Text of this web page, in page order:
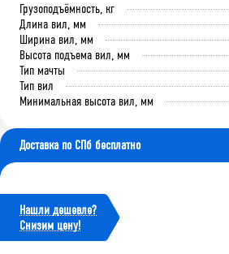
Грузоподъёмность, кг
Длина вил, мм
Ширина вил, мм
Высота подъема вил, мм
Тип мачты
Тип вил
Минимальная высота вил, мм
Доставка по СПб бесплатно
Нашли дешевле?
Cнизим цену!